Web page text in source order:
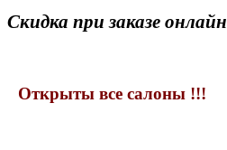
Скидка при заказе онлайн
Открыты все салоны !!!